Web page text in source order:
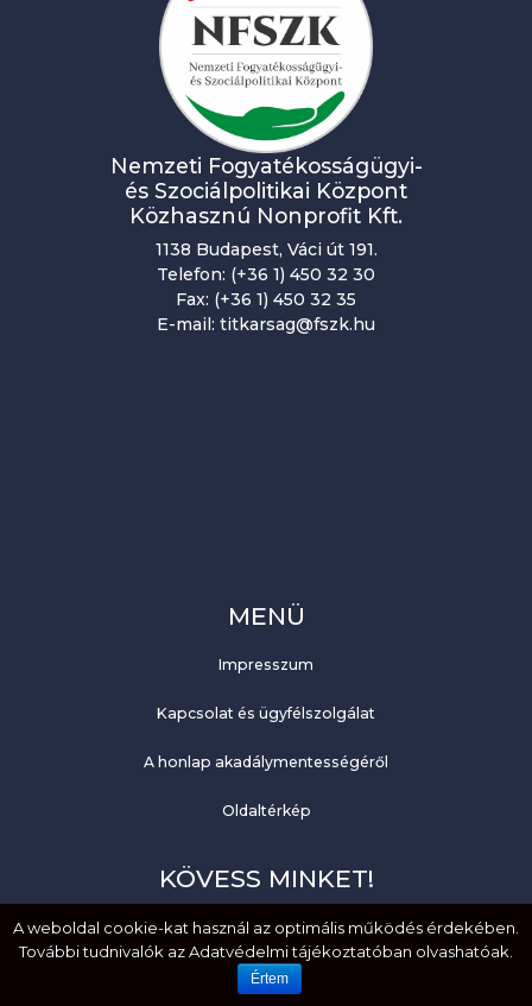
Nemzeti Fogyatékosságügyi-
és Szociálpolitikai Központ
Közhasznú Nonprofit Kft.
1138 Budapest, Váci út 191.
Telefon: (+36 1) 450 32 30
Fax: (+36 1) 450 32 35
E-mail: titkarsag@fszk.hu
MENÜ
Impresszum
Kapcsolat és ügyfélszolgálat
A honlap akadálymentességéről
Oldaltérkép
KÖVESS MINKET!
Facebook
YouTube
A weboldal cookie-kat használ az optimális működés érdekében.
További tudnivalók az Adatvédelmi tájékoztatóban olvashatóak.
Értem